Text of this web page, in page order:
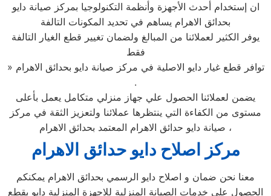
ان إستخدام أحدث الأجهزة وأنظمة التكنولوجيا بمركز صيانة دايو
بحدائق الاهرام يساهم في تحديد المكونات التالفة
يوفر الكثير لعملائنا من المبالغ ولضمان تغيير قطع الغيار التالفة
فقط
» توافر قطع غيار دايو الاصلية في مركز صيانة دايو بحدائق الاهرام
.
يضمن لعملائنا الحصول علي جهاز منزلي متكامل يعمل بأعلى
مستوى من الكفاءة التي ينتظرها عملائنا ولتعزيز الثقة في مركز
صيانة دايو حدائق الاهرام المعتمد بحدائق الاهرام ،
مركز اصلاح دايو حدائق الاهرام
معنا نحن ضمان و اصلاح دايو الرسمي بحدائق الاهرام يمكنكم
الحصول علي خدمات الصيانة المنزلية للاجهزة المنزلية دايو بقطع